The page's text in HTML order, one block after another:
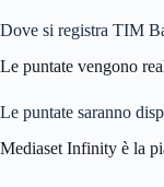
Dove si registra TIM
Le puntate vengono
Le puntate saranno
Mediaset Infinity è la